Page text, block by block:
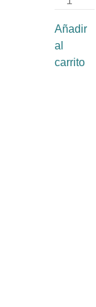
Añadir
al
carrito